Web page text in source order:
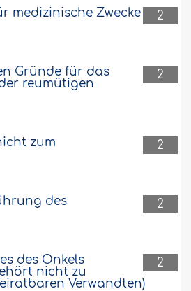
2
medizinische Zwecke
2
Gründe für das
reumütigen
2
zum
2
des
2
des Onkels
nicht zu
Verwandten)